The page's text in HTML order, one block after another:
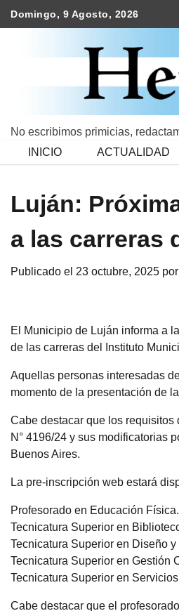
Domingo, 9 Agosto, 2026
No escribimos primicias,
INICIO
ACTUALIDAD
Luján:
a las carreras
Publicado el 23 octubre, 2025 por
El Municipio de Luján informa a
de las carreras del Instituto
Aquellas personas interesadas
momento de la presentación de
Cabe destacar que los
N° 4196/24 y sus modificatorias
Buenos Aires.
La pre-inscripción web estará
Profesorado en Educación Física.
Tecnicatura Superior en
Tecnicatura Superior en Diseño
Tecnicatura Superior en Gestión
Tecnicatura Superior en
Cabe destacar que el